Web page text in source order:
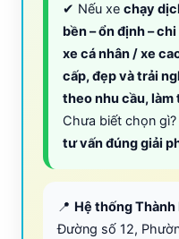
✔ Nếu xe chạy
bền – ổn định –
xe cá nhân / xe
cấp, đẹp và trải
theo nhu cầu,
Chưa biết chọn
tư vấn đúng giải
📍 Hệ thống
Đường số 12,